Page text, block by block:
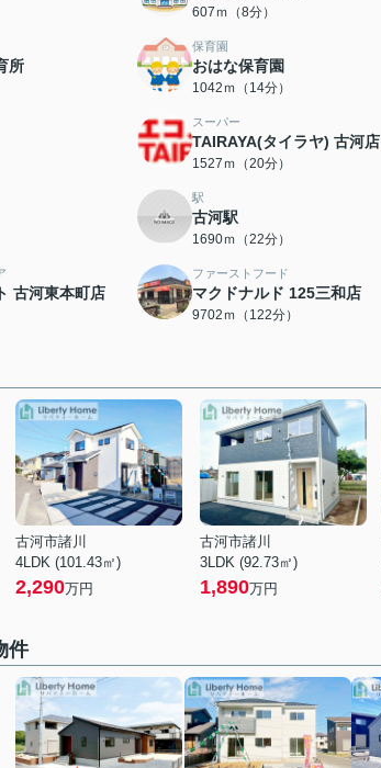
607ｍ（8分）
所
保育園
おはな保育園
1042ｍ（14分）
スーパー
TAIRAYA(タイラヤ) 古河店
1527ｍ（20分）
駅
古河駅
1690ｍ（22分）
古河東本町店
ファーストフード
マクドナルド 125三和店
9702ｍ（122分）
古河市諸川
4LDK (101.43㎡)
2,290万円
古河市諸川
3LDK (92.73㎡)
1,890万円
件